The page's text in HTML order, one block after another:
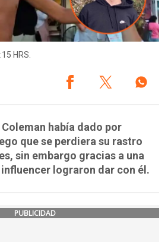
HRS.
había dado por
que se perdiera su rastro
sin embargo gracias a una
lograron dar con él.
PUBLICIDAD